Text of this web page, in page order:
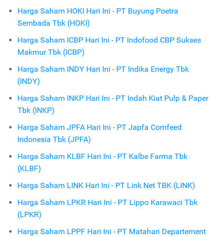
Harga Saham HOKI Hari Ini - PT Buyung Poetra
Sembada Tbk (HOKI)
Harga Saham ICBP Hari Ini - PT Indofood CBP Sukses
Makmur Tbk (ICBP)
Harga Saham INDY Hari Ini - PT Indika Energy Tbk
(INDY)
Harga Saham INKP Hari Ini - PT Indah Kiat Pulp & Paper
Tbk (INKP)
Harga Saham JPFA Hari Ini - PT Japfa Comfeed
Indonesia Tbk (JPFA)
Harga Saham KLBF Hari Ini - PT Kalbe Farma Tbk
(KLBF)
Harga Saham LINK Hari Ini - PT Link Net TBK (LINK)
Harga Saham LPKR Hari Ini - PT Lippo Karawaci Tbk
(LPKR)
Harga Saham LPPF Hari Ini - PT Matahari Departement